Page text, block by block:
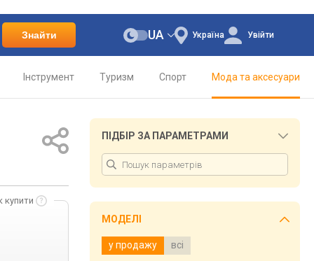
Знайти Україна
UA Увійти
Інструмент Туризм Спорт Мода та аксесуари
купити
ПІДБІР ЗА ПАРАМЕТРАМИ
МОДЕЛІ
у продажу всі